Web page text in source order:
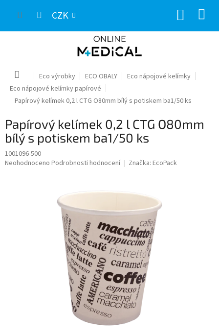
CZK
Domů Eco výrobky ECO OBALY
Eco nápojové kelímky
Eco nápojové kelímky papírové
Papírový kelímek 0,2 l CTG O80mm bílý s potiskem ba1/50 ks
Papírový kelímek 0,2 l CTG O80mm
bílý s potiskem ba1/50 ks
1001096-500
Průměrné
Neohodnoceno Podrobnosti hodnocení Značka: EcoPack